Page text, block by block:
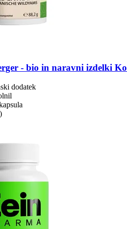
- bio in naravni izdelki
dodatek